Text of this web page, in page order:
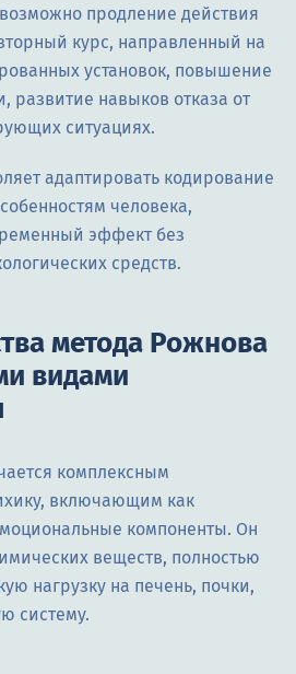
продление действия
курс, направленный на
установок, повышение
развитие навыков отказа от
ситуациях.
адаптировать кодирование
человека,
эффект без
средств.
метода Рожнова
видами
комплексным
включающим как
компоненты. Он
веществ, полностью
нагрузку на печень, почки,
систему.